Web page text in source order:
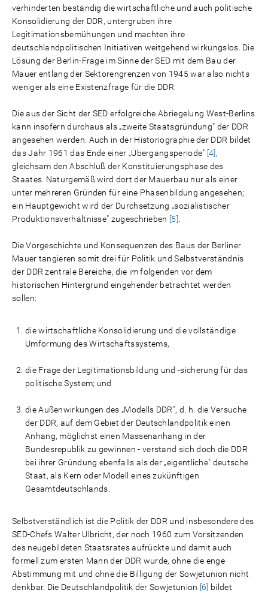
verhinderten beständig die wirtschaftliche und auch politische
Konsolidierung der DDR, untergruben ihre
Legitimationsbemühungen und machten ihre
deutschlandpolitischen Initiativen weitgehend wirkungslos. Die
Lösung der Berlin-Frage im Sinne der SED mit dem Bau der
Mauer entlang der Sektorengrenzen von 1945 war also nichts
weniger als eine Existenzfrage für die DDR.
Die aus der Sicht der SED erfolgreiche Abriegelung West-Berlins
kann insofern durchaus als „zweite Staatsgründung" der DDR
angesehen werden. Auch in der Historiographie der DDR bildet
das Jahr 1961 das Ende einer „Übergangsperiode" [4],
gleichsam den Abschluß der Konstituierungsphase des
Staates. Naturgemäß wird dort der Mauerbau nur als einer
unter mehreren Gründen für eine Phasenbildung angesehen;
ein Hauptgewicht wird der Durchsetzung „sozialistischer
Produktionsverhältnisse" zugeschrieben [5]
Die Vorgeschichte und Konsequenzen des Baus der Berliner
Mauer tangieren somit drei für Politik und Selbstverständnis
der DDR zentrale Bereiche, die im folgenden vor dem
historischen Hintergrund eingehender betrachtet werden
sollen:
die wirtschaftliche Konsolidierung und die vollständige
Umformung des Wirtschaftssystems,
die Frage der Legitimationsbildung und -sicherung für das
politische System; und
die Außenwirkungen des „Modells DDR", d. h. die Versuche
der DDR, auf dem Gebiet der Deutschlandpolitik einen
Anhang, möglichst einen Massenanhang in der
Bundesrepublik zu gewinnen - verstand sich doch die DDR
bei ihrer Gründung ebenfalls als der „eigentliche" deutsche
Staat, als Kern oder Modell eines zukünftigen
Gesamtdeutschlands.
Selbstverständlich ist die Politik der DDR und insbesondere des
SED-Chefs Walter Ulbricht, der noch 1960 zum Vorsitzenden
des neugebildeten Staatsrates aufrückte und damit auch
formell zum ersten Mann der DDR wurde, ohne die enge
Abstimmung mit und ohne die Billigung der Sowjetunion nicht
denkbar. Die Deutschlandpolitik der Sowjetunion [6] bildet